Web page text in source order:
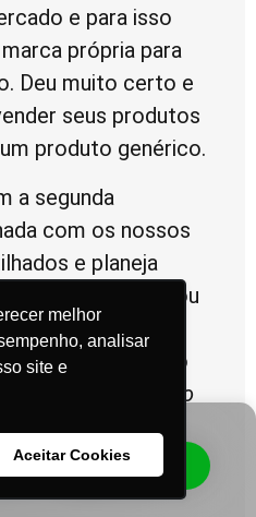
melhor
analisar
site e
Aceitar Cookies
e para isso
própria para
Deu muito certo e
seus produtos
produto genérico.
a segunda
com os nossos
e planeja
anos. E ele deixou
importar da
e aumentar o
no Importação
vai conseguirWHATSAPP